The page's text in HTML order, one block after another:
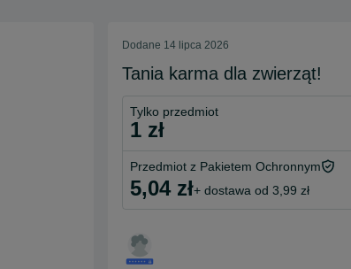
Dodane 14 lipca 2026
Tania karma dla zwierząt!
Tylko przedmiot
1 zł
Przedmiot z Pakietem Ochronnym
5,04 zł+ dostawa od 3,99 zł